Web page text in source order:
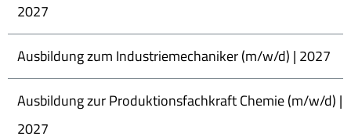
2027
Ausbildung zum Industriemechaniker (m/w/d) | 2027
Ausbildung zur Produktionsfachkraft Chemie (m/w/d) |
2027